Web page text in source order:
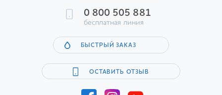
0 800 505 881
бесплатная линия
БЫСТРЫЙ ЗАКАЗ
ОСТАВИТЬ ОТЗЫВ